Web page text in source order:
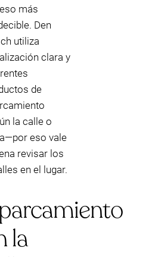
más
Den
utiliza
clara y
de
la calle o
eso vale
revisar los
en el lugar.
la